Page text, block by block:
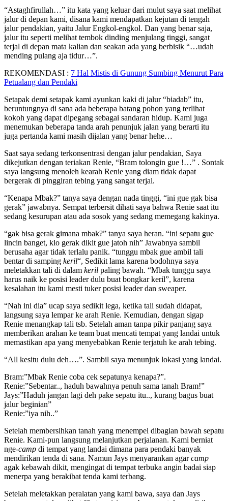
“Astaghfirullah…” itu kata yang keluar dari mulut saya saat melihat
jalur di depan kami, disana kami mendapatkan kejutan di tengah
jalur pendakian, yaitu Jalur Engkol-engkol. Dan yang benar saja,
jalur itu seperti melihat tembok dinding menjulang tinggi, sangat
terjal di depan mata kalian dan seakan ada yang berbisik “…udah
mending pulang aja tidur…”.
REKOMENDASI : 7 Hal Mistis di Gunung Sumbing Menurut Para
Petualang dan Pendaki
Setapak demi setapak kami ayunkan kaki di jalur “biadab” itu,
beruntungnya di sana ada beberapa batang pohon yang terlihat
kokoh yang dapat dipegang sebagai sandaran hidup. Kami juga
menemukan beberapa tanda arah penunjuk jalan yang berarti itu
juga pertanda kami masih dijalan yang benar hehe…
Saat saya sedang terkonsentrasi dengan jalur pendakian, Saya
dikejutkan dengan teriakan Renie, “Bram tolongin gue !…” . Sontak
saya langsung menoleh kearah Renie yang diam tidak dapat
bergerak di pinggiran tebing yang sangat terjal.
“Kenapa Mbak?” tanya saya dengan nada tinggi, “ini gue gak bisa
gerak” jawabnya. Sempat terbersit dihati saya bahwa Renie saat itu
sedang kesurupan atau ada sosok yang sedang memegang kakinya.
“gak bisa gerak gimana mbak?” tanya saya heran. “ini sepatu gue
lincin banget, klo gerak dikit gue jatoh nih” Jawabnya sambil
berusaha agar tidak terlalu panik. “tunggu mbak gue ambil tali
bentar di samping keril“, Sedikit lama karena bodohnya saya
meletakkan tali di dalam keril paling bawah. “Mbak tunggu saya
harus naik ke posisi leader dulu buat bongkar keril”, karena
kesalahan itu kami mesti tuker posisi leader dan sweaper.
“Nah ini dia” ucap saya sedikit lega, ketika tali sudah didapat,
langsung saya lempar ke arah Renie. Kemudian, dengan sigap
Renie menangkap tali tsb. Setelah aman tanpa pikir panjang saya
memberikan arahan ke team buat mencati tempat yang landai untuk
memastikan apa yang menyebabkan Renie terjatuh ke arah tebing.
“All kesitu dulu deh….”. Sambil saya menunjuk lokasi yang landai.
Bram:”Mbak Renie coba cek sepatunya kenapa?”.
Renie:”Sebentar.., haduh bawahnya penuh sama tanah Bram!”
Jays:”Haduh jangan lagi deh pake sepatu itu.., kurang bagus buat
jalur beginian”
Renie:”iya nih..”
Setelah membersihkan tanah yang menempel dibagian bawah sepatu
Renie. Kami-pun langsung melanjutkan perjalanan. Kami berniat
nge-camp di tempat yang landai dimana para pendaki banyak
mendirikan tenda di sana. Namun Jays menyarankan agarcamp
agak kebawah dikit, mengingat di tempat terbuka angin badai siap
menerpa yang berakibat tenda kami terbang.
Setelah meletakkan peralatan yang kami bawa, saya dan Jays